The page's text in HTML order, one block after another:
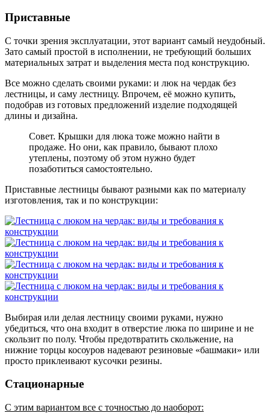
Приставные
С точки зрения эксплуатации, этот вариант самый неудобный.
Зато самый простой в исполнении, не требующий больших
материальных затрат и выделения места под конструкцию.
Все можно сделать своими руками: и люк на чердак без
лестницы, и саму лестницу. Впрочем, её можно купить,
подобрав из готовых предложений изделие подходящей
длины и дизайна.
Совет. Крышки для люка тоже можно найти в
продаже. Но они, как правило, бывают плохо
утеплены, поэтому об этом нужно будет
позаботиться самостоятельно.
Приставные лестницы бывают разными как по материалу
изготовления, так и по конструкции:
Выбирая или делая лестницу своими руками, нужно
убедиться, что она входит в отверстие люка по ширине и не
скользит по полу. Чтобы предотвратить скольжение, на
нижние торцы косоуров надевают резиновые «башмаки» или
просто приклеивают кусочки резины.
Стационарные
С этим вариантом все с точностью до наоборот: